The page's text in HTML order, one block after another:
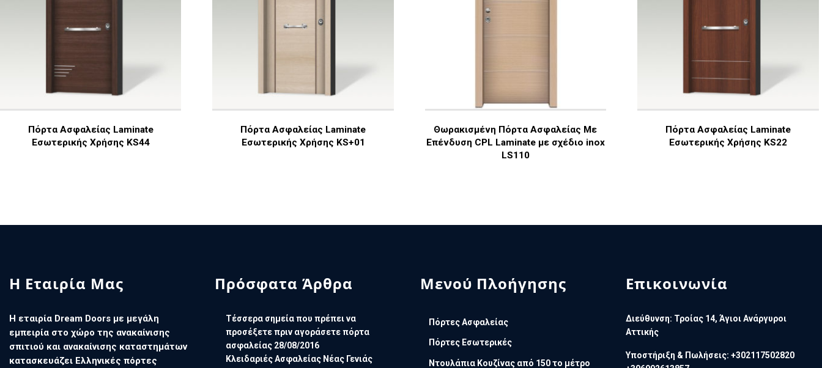
Πόρτα Ασφαλείας Laminate
Εσωτερικής Χρήσης KS44
Πόρτα Ασφαλείας Laminate
Εσωτερικής Χρήσης KS+01
Θωρακισμένη Πόρτα Ασφαλείας Με
Επένδυση CPL Laminate με σχέδιο inox
LS110
Πόρτα Ασφαλείας Laminate
Εσωτερικής Χρήσης KS22
Η Εταιρία Μας
Η εταιρία Dream Doors με μεγάλη
εμπειρία στο χώρο της ανακαίνισης
σπιτιού και ανακαίνισης καταστημάτων
κατασκευάζει Ελληνικές πόρτες
Πρόσφατα Άρθρα
Τέσσερα σημεία που πρέπει να
προσέξετε πριν αγοράσετε πόρτα
ασφαλείας 28/08/2016
Κλειδαριές Ασφαλείας Νέας Γενιάς
Μενού Πλοήγησης
Πόρτες Ασφαλείας
Πόρτες Εσωτερικές
Ντουλάπια Κουζίνας από 150 το μέτρο
Επικοινωνία
Διεύθυνση: Τροίας 14, Άγιοι Ανάργυροι
Αττικής
Υποστήριξη & Πωλήσεις: +302117502820